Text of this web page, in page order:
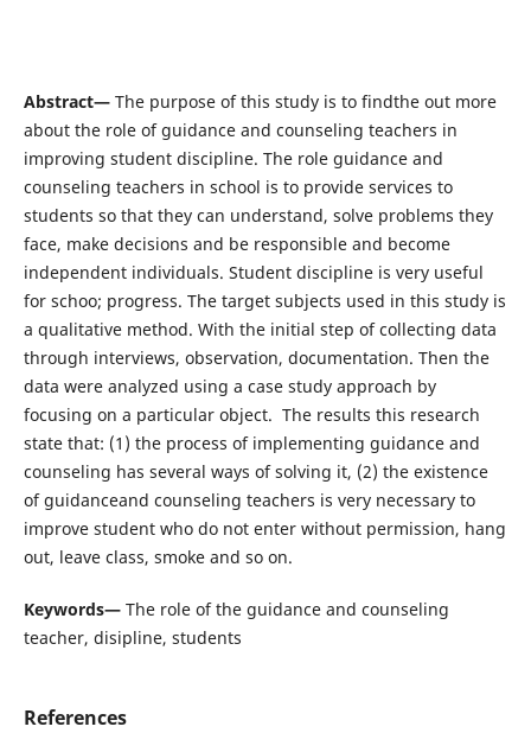
Abstract—The purpose of this study is to findthe out more
about the role of guidance and counseling teachers in
improving student discipline. The role guidance and
counseling teachers in school is to provide services to
students so that they can understand, solve problems they
face, make decisions and be responsible and become
independent individuals. Student discipline is very useful
for schoo; progress. The target subjects used in this study is
a qualitative method. With the initial step of collecting data
through interviews, observation, documentation. Then the
data were analyzed using a case study approach by
focusing on a particular object. The results this research
state that: (1) the process of implementing guidance and
counseling has several ways of solving it, (2) the existence
of guidanceand counseling teachers is very necessary to
improve student who do not enter without permission, hang
out, leave class, smoke and so on.
Keywords—The role of the guidance and counseling
teacher, disipline, students
References